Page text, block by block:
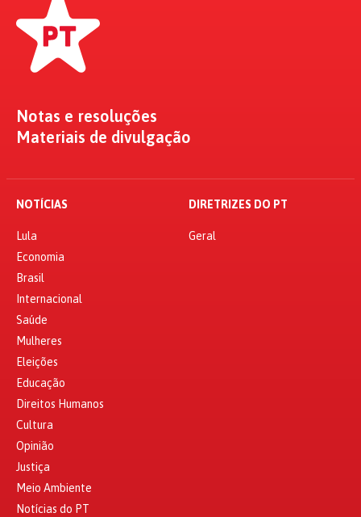
Notas e resoluções
Materiais de divulgação
NOTÍCIAS
Lula
Economia
Brasil
Internacional
Saúde
Mulheres
Eleições
Educação
Direitos Humanos
Cultura
Opinião
Justiça
Meio Ambiente
Notícias do PT
DIRETRIZES DO PT
Geral